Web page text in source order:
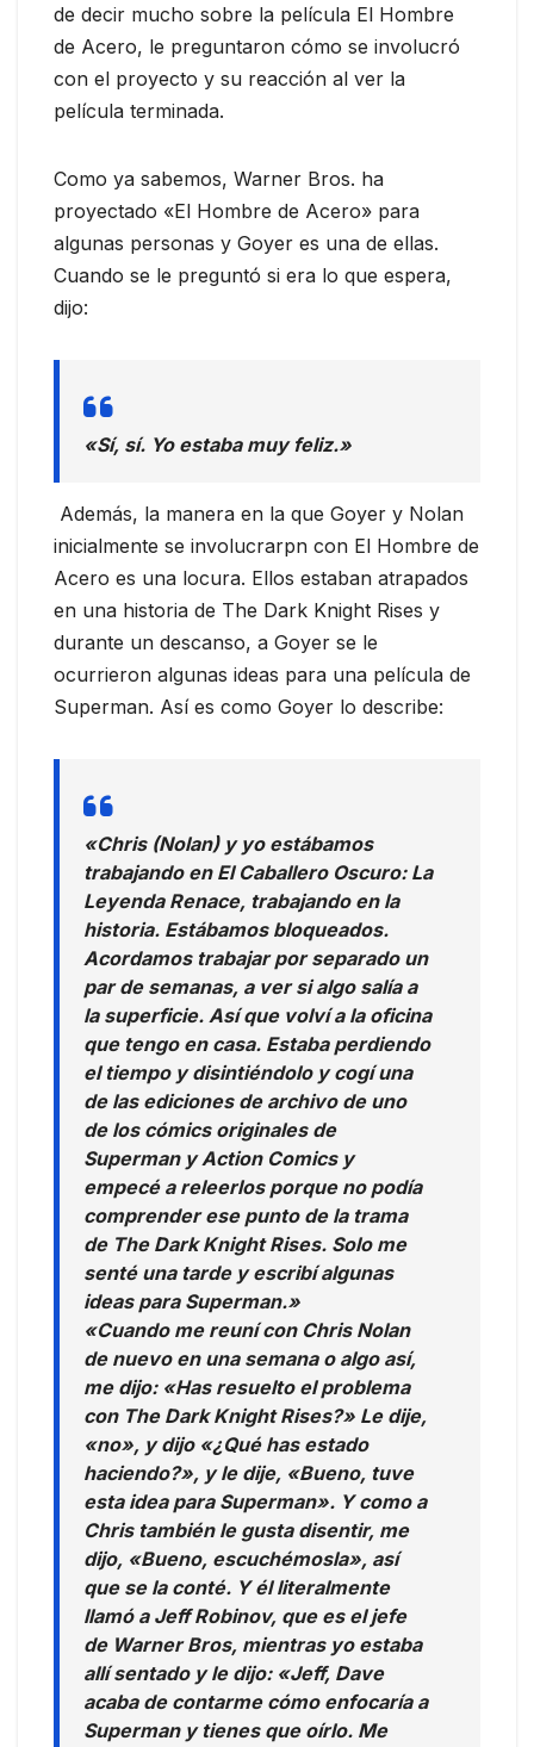
de decir mucho sobre la película El Hombre
de Acero, le preguntaron cómo se involucró
con el proyecto y su reacción al ver la
película terminada.
Como ya sabemos, Warner Bros. ha
proyectado «El Hombre de Acero» para
algunas personas y Goyer es una de ellas.
Cuando se le preguntó si era lo que espera,
dijo:
«Sí, sí. Yo estaba muy feliz.»
Además, la manera en la que Goyer y Nolan
inicialmente se involucrarpn con El Hombre de
Acero es una locura. Ellos estaban atrapados
en una historia de The Dark Knight Rises y
durante un descanso, a Goyer se le
ocurrieron algunas ideas para una película de
Superman. Así es como Goyer lo describe:
«Chris (Nolan) y yo estábamos
trabajando en El Caballero Oscuro: La
Leyenda Renace, trabajando en la
historia. Estábamos bloqueados.
Acordamos trabajar por separado un
par de semanas, a ver si algo salía a
la superficie. Así que volví a la oficina
que tengo en casa. Estaba perdiendo
el tiempo y disintiéndolo y cogí una
de las ediciones de archivo de uno
de los cómics originales de
Superman y Action Comics y
empecé a releerlos porque no podía
comprender ese punto de la trama
de The Dark Knight Rises. Solo me
senté una tarde y escribí algunas
ideas para Superman.»
«Cuando me reuní con Chris Nolan
de nuevo en una semana o algo así,
me dijo: «Has resuelto el problema
con The Dark Knight Rises?» Le dije,
«no», y dijo «¿Qué has estado
haciendo?», y le dije, «Bueno, tuve
esta idea para Superman». Y como a
Chris también le gusta disentir, me
dijo, «Bueno, escuchémosla», así
que se la conté. Y él literalmente
llamó a Jeff Robinov, que es el jefe
de Warner Bros, mientras yo estaba
allí sentado y le dijo: «Jeff, Dave
acaba de contarme cómo enfocaría a
Superman y tienes que oírlo. Me